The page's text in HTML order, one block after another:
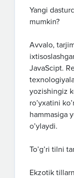
Yangi
mumkin?
Avvalo,
JavaScipt.
yozishingiz
ro’yxatini
hammasiga
o’ylaydi.
To’g’ri tilni
Ekzotik